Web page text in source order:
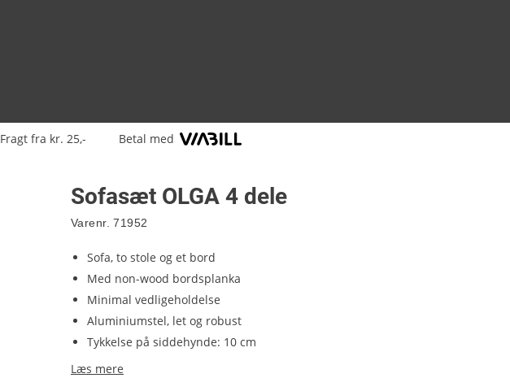
Fragt fra kr. 25,- Betal med
Sofasæt OLGA 4 dele
Varenr. 71952
Sofa, to stole og et bord
Med non-wood bordsplanka
Minimal vedligeholdelse
Aluminiumstel, let og robust
Tykkelse på siddehynde: 10 cm
Læs mere